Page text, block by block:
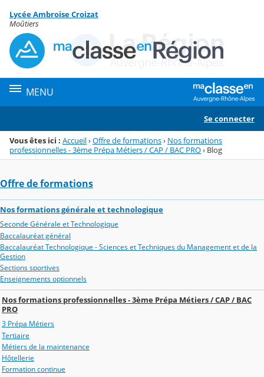
Menu de la rubrique
Contenu
Lycée Ambroise Croizat
Moûtiers
MENU
Se connecter
Vous êtes ici : Accueil›Offre de formations› Nos formations
professionnelles - 3ème Prépa Métiers / CAP / BAC PRO› Blog
Offre de formations
Nos formations générale et technologique
Seconde Générale et Technologique
Baccalauréat général
Baccalauréat Technologique - Sciences et Techniques du Management et de la
Gestion
Sections sportives
Enseignements optionnels
Nos formations professionnelles - 3ème Prépa Métiers / CAP / BAC
PRO
3 Prépa Métiers
Tertiaire
Métiers de la maintenance
Hôtellerie
Formation continue